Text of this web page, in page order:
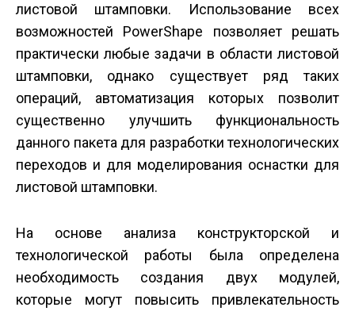
листовой штамповки. Использование всех
возможностей PowerShape позволяет решать
практически любые задачи в области листовой
штамповки, однако существует ряд таких
операций, автоматизация которых позволит
существенно улучшить функциональность
данного пакета для разработки технологических
переходов и для моделирования оснастки для
листовой штамповки.
На основе анализа конструкторской и
технологической работы была определена
необходимость создания двух модулей,
которые могут повысить привлекательность